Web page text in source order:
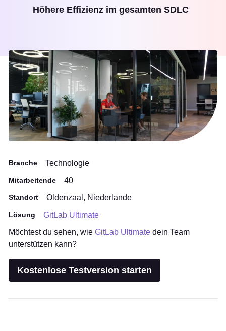
Höhere Effizienz im gesamten SDLC
Branche Technologie
Mitarbeitende 40
Standort Oldenzaal, Niederlande
Lösung
GitLab Ultimate
Möchtest du sehen, wie GitLab Ultimate dein Team
unterstützen kann?
Kostenlose Testversion starten